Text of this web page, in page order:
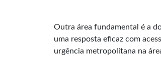
Outra área fundamental é a
uma resposta eficaz com
urgência metropolitana na